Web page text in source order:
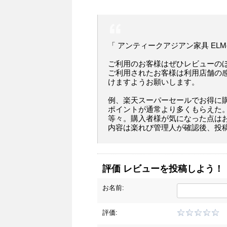
「 アンティークアジアン家具
ご利用のお客様はぜひレビューの
ご利用されたお客様は利用店舗の
けますようお願いします。
例、楽天スーパーセールでお得に
ポイントが通常より多くもらえた
等々。購入者様が気になった点は
内容は楽れび管理人が確認後、投
評価 レビューを投稿しよう！
お名前:
評価: